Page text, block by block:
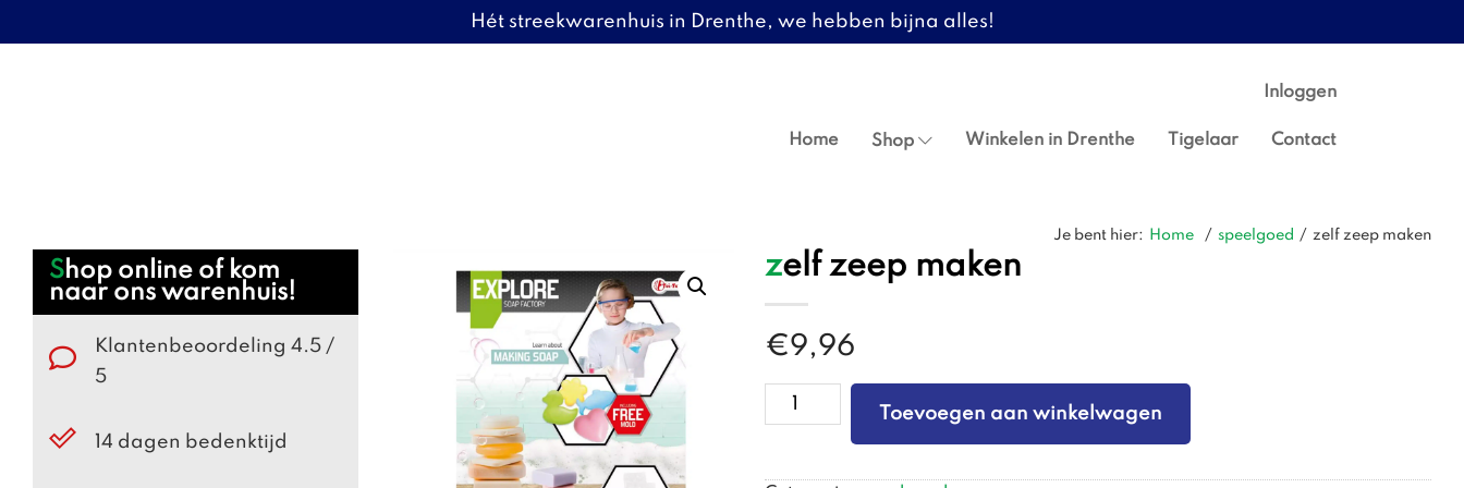
Hét streekwarenhuis in Drenthe, we hebben bijna alles!
Inloggen
Home Shop Winkelen in Drenthe Tigelaar Contact
Je bent hier: Home / speelgoed / zelf zeep maken
Webshop
Sidebar
Shop online of kom
naar ons warenhuis!
Klantenbeoordeling 4.5 /
5
14 dagen bedenktijd
zelf zeep maken
€9,96
zelf
zeep
Toevoegen aan winkelwagen